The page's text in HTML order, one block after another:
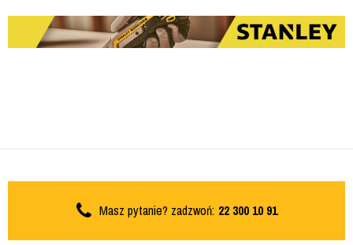
Masz pytanie? zadzwoń: 22 300 10 91